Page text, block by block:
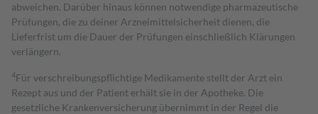
abweichen. Darüber hinaus können notwendige pharmazeutische
Prüfungen, die zu deiner Arzneimittelsicherheit dienen, die
Lieferfrist um die Dauer der Prüfungen einschließlich Klärungen
verlängern.
4Für verschreibungspflichtige Medikamente stellt der Arzt ein
Rezept aus und der Patient erhält sie in der Apotheke. Die
gesetzliche Krankenversicherung übernimmt in der Regel die